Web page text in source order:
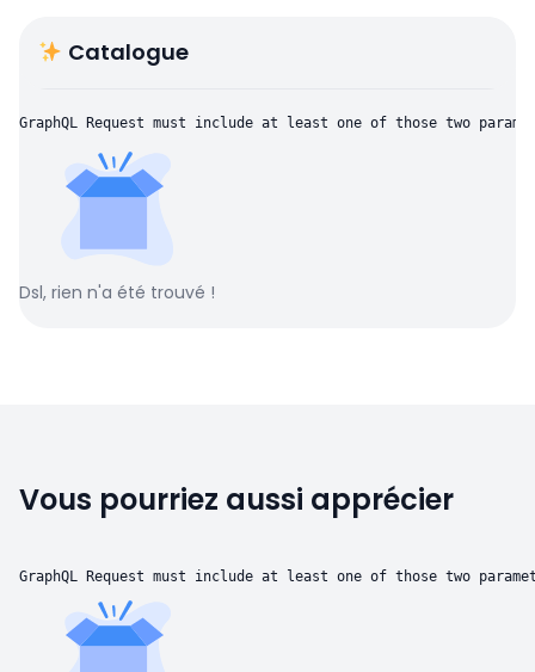
Catalogue
GraphQL Request must include at least one of those two
Dsl, rien n'a été trouvé !
Vous pourriez aussi apprécier
GraphQL Request must include at least one of those two